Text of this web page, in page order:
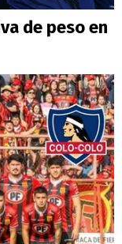
de peso en